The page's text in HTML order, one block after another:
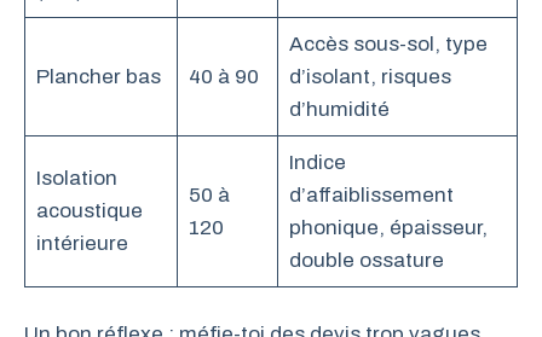
Plancher bas 40 à 90
Accès sous-sol, type
d’isolant, risques
d’humidité
Isolation
acoustique
intérieure
50 à
120
Indice
d’affaiblissement
phonique, épaisseur,
double ossature